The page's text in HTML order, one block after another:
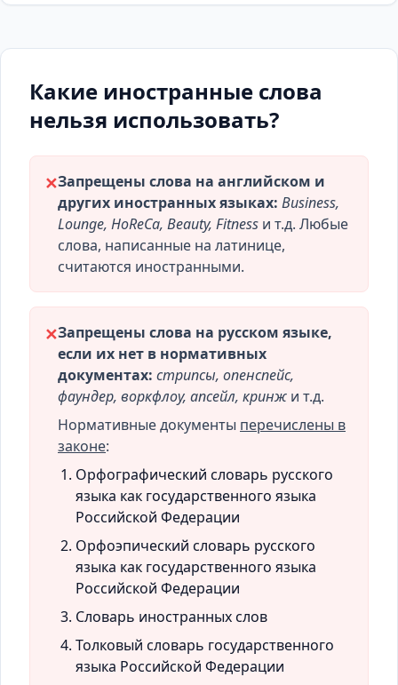
Какие иностранные слова
нельзя использовать?
✕Запрещены слова на английском и
других иностранных языках: Business,
Lounge, HoReCa, Beauty, Fitness и т.д. Любые
слова, написанные на латинице,
считаются иностранными.
✕Запрещены слова на русском языке,
если их нет в нормативных
документах: стрипсы, опенспейс,
фаундер, воркфлоу, апсейл, кринж и т.д.
Нормативные документы перечислены в
законе:
Орфографический словарь русского
языка как государственного языка
Российской Федерации
Орфоэпический словарь русского
языка как государственного языка
Российской Федерации
Словарь иностранных слов
Толковый словарь государственного
языка Российской Федерации